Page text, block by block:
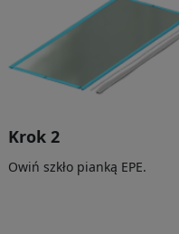
Krok 2
Owiń szkło pianką EPE.